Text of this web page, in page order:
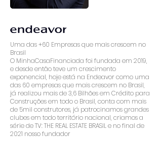
Uma das +60 Empresas que mais crescem no
Brasil
O MinhaCasaFinanciada foi fundada em 2019,
e desde então teve um crescimento
exponencial, hoje está na Endeavor como uma
das 60 empresas que mais crescem no Brasil,
já realizou mais de 3,6 Bilhões em Crédito para
Construções em todo o Brasil, conta com mais
de 5mil construtores, já patrocinamos grandes
clubes em todo território nacional, criamos a
série de TV: THE REAL ESTATE BRASIL e no final de
2021 nosso fundador